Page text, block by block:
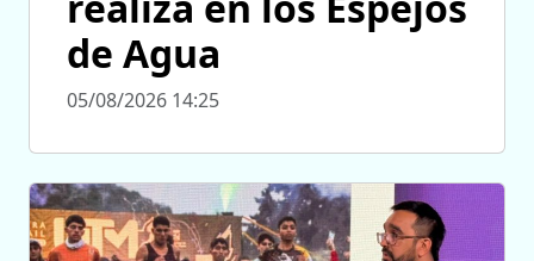
de Agua
05/08/2026 14:25